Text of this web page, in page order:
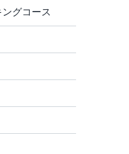
グコース